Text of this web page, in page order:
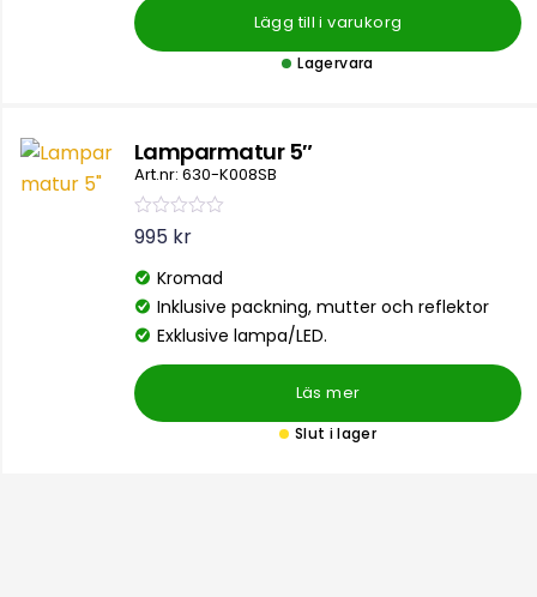
0
a
v
Lägg till i varukorg
Lagervara
Lamparmatur 5″
Art.nr: 630-K008SB
B
e
y
g
s
a
t
0
a
v
995 kr
Kromad
Inklusive packning, mutter och reflektor
Exklusive lampa/LED.
Läs mer
Slut i lager